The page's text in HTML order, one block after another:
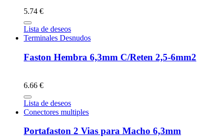
5.74 €
Lista de deseos
Terminales Desnudos
Faston Hembra 6,3mm C/Reten 2,5-6mm2
6.66 €
Lista de deseos
Conectores multiples
Portafaston 2 Vias para Macho 6,3mm